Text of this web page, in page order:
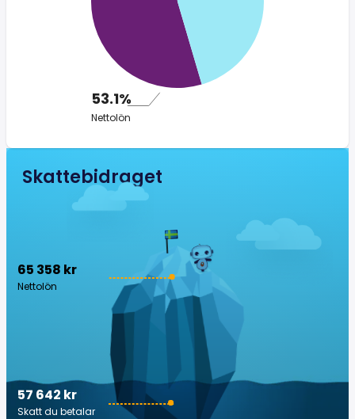
53.1%
Nettolön
Skattebidraget
65 358 kr
Nettolön
57 642 kr
Skatt du betalar